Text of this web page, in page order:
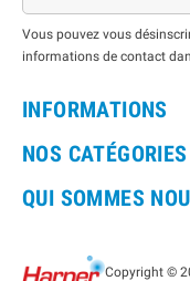
Vous pouvez vous
informations de contact
INFORMATIONS
NOS CATÉGORIES
QUI SOMMES
Copyright ©